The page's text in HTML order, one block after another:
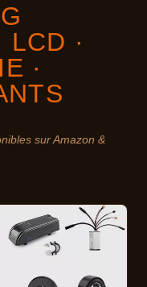
LCD ·
·
sur Amazon &